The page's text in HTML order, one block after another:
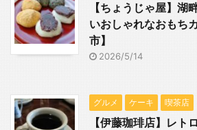
【ちょうじゃ屋】湖
いおしゃれなおもち
市】
2026/5/14
グルメ ケーキ 喫茶店
【伊藤珈琲店】レト